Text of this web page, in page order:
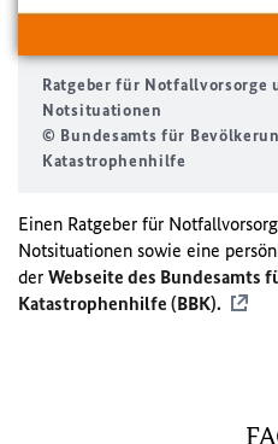
Ratgeber für Notfallvorsorge
Notsituationen
© Bundesamts für
Katastrophenhilfe
Einen Ratgeber für
Notsituationen sowie eine
der Webseite des Bundesamts
Katastrophenhilfe (BBK).